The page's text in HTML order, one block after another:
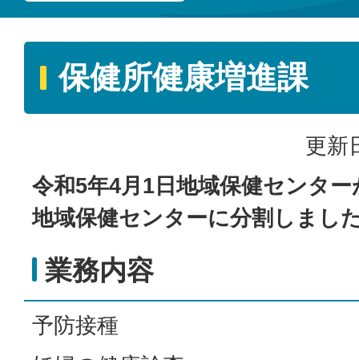
保健所健康増進課
更新
令和5年4月1日地域保健センタ
地域保健センターに分割しまし
業務内容
予防接種